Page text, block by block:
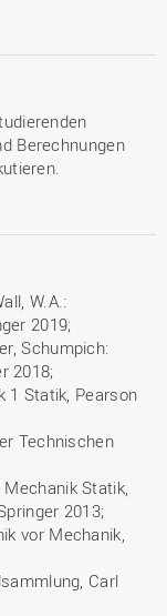
Berechnungen
W.A.:
2019;
Schumpich:
2018;
1 Statik, Pearson
Technischen
Statik,
2013;
vor Mechanik,
Carl